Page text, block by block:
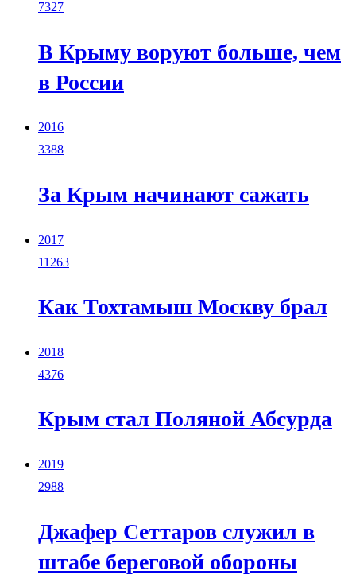
7327
В Крыму воруют больше, чем
в России
2016
3388
За Крым начинают сажать
2017
11263
Как Тохтамыш Москву брал
2018
4376
Крым стал Поляной Абсурда
2019
2988
Джафер Сеттаров служил в
штабе береговой обороны